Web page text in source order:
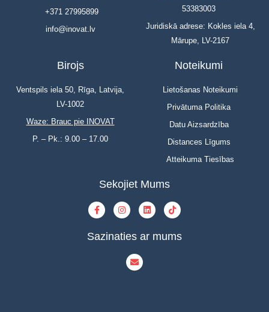
+371 27995899
info@inovat.lv
53383003
Juridiskā adrese: Kokles iela 4,
Mārupe, LV-2167
Birojs
Ventspils iela 50, Rīga, Latvija,
LV-1002
Waze: Brauc pie INOVAT
P. – Pk.: 9.00 – 17.00
Noteikumi
Lietošanas Noteikumi
Privātuma Politika
Datu Aizsardzība
Distances Līgums
Atteikuma Tiesības
Sekojiet Mums
Sazinaties ar mums